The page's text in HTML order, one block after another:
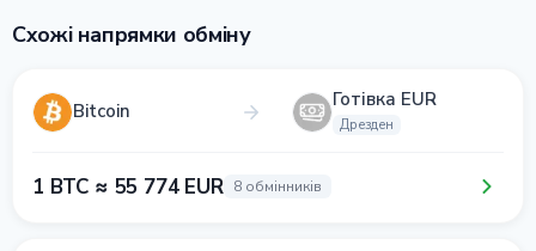
Схожі напрямки обміну
Bitcoin Готівка EUR
Дрезден
1 BTC ≈ 55 774 EUR 8 обмінників